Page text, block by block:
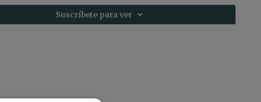
Suscríbete para ver